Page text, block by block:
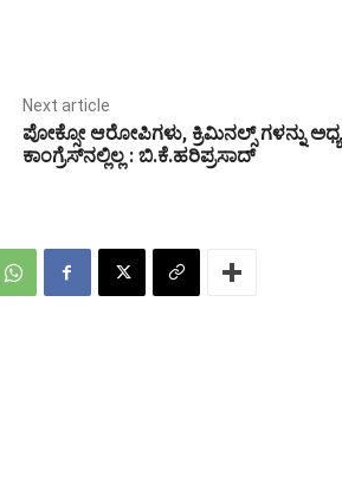
Next article
ಪೋಕ್ಸೋ ಆರೋಪಿಗಳು, ಕ್ರಿಮಿನಲ್ಸ್ ಗಳನ್ನು
ಕಾಂಗ್ರೆಸ್‌ನಲ್ಲಿಲ್ಲ : ಬಿ.ಕೆ.ಹರಿಪ್ರಸಾದ್